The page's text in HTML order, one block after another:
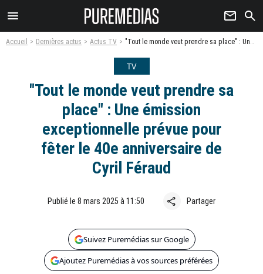
menu newsletter search
Accueil Dernières actus Actus TV "Tout le monde veut prendre sa place" : Une émission exceptionnelle prévue pour fêter le 40e anniversaire de Cyril Féraud
TV
"Tout le monde veut prendre sa
place" : Une émission
exceptionnelle prévue pour
fêter le 40e anniversaire de
Cyril Féraud
Publié le 8 mars 2025 à 11:50 share Partager
Suivez Puremédias sur Google
Ajoutez Puremédias à vos sources préférées